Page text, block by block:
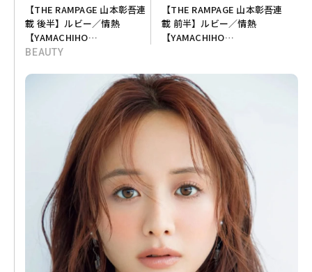
【THE RAMPAGE 山本彰吾連
載 後半】ルビー／情熱
【YAMACHIHO
STONEHENGE💎 vol.07】
【THE RAMPAGE 山本彰吾連
載 前半】ルビー／情熱
【YAMACHIHO
BEAUTY